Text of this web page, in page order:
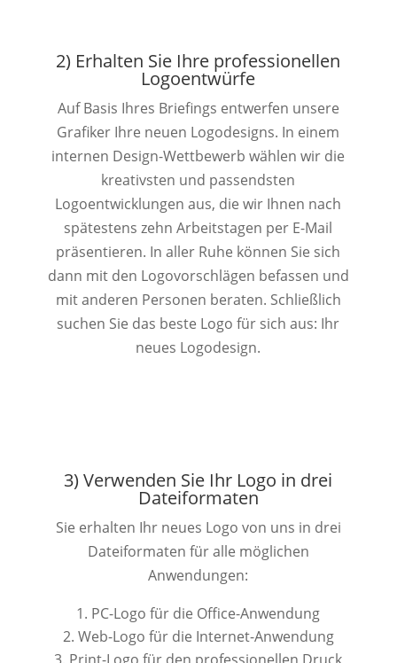
2) Erhalten Sie Ihre professionellen
Logoentwürfe
Auf Basis Ihres Briefings entwerfen unsere
Grafiker Ihre neuen Logodesigns. In einem
internen Design-Wettbewerb wählen wir die
kreativsten und passendsten
Logoentwicklungen aus, die wir Ihnen nach
spätestens zehn Arbeitstagen per E-Mail
präsentieren. In aller Ruhe können Sie sich
dann mit den Logovorschlägen befassen und
mit anderen Personen beraten. Schließlich
suchen Sie das beste Logo für sich aus: Ihr
neues Logodesign.
3) Verwenden Sie Ihr Logo in drei
Dateiformaten
Sie erhalten Ihr neues Logo von uns in drei
Dateiformaten für alle möglichen
Anwendungen:
PC-Logo für die Office-Anwendung
Web-Logo für die Internet-Anwendung